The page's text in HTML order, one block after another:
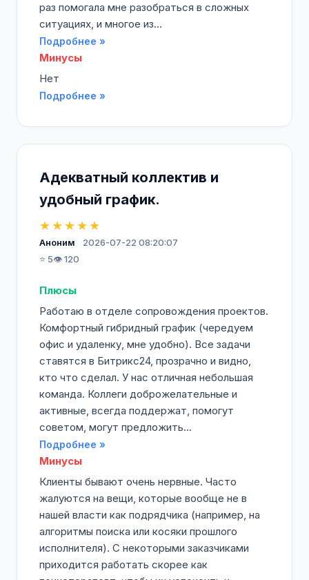
раз помогала мне разобраться в сложных
ситуациях, и многое из...
Подробнее »
Минусы
Нет
Подробнее »
Адекватный коллектив и
удобный график.
★★★★★
Аноним
2026-07-22 08:20:07
⭐ 5👁️ 120
Плюсы
Работаю в отделе сопровождения проектов.
Комфортный гибридный график (чередуем
офис и удаленку, мне удобно). Все задачи
ставятся в Битрикс24, прозрачно и видно,
кто что сделал. У нас отличная небольшая
команда. Коллеги доброжелательные и
активные, всегда поддержат, помогут
советом, могут предложить...
Подробнее »
Минусы
Клиенты бывают очень нервные. Часто
жалуются на вещи, которые вообще не в
нашей власти как подрядчика (например, на
алгоритмы поиска или косяки прошлого
исполнителя). С некоторыми заказчиками
приходится работать скорее как